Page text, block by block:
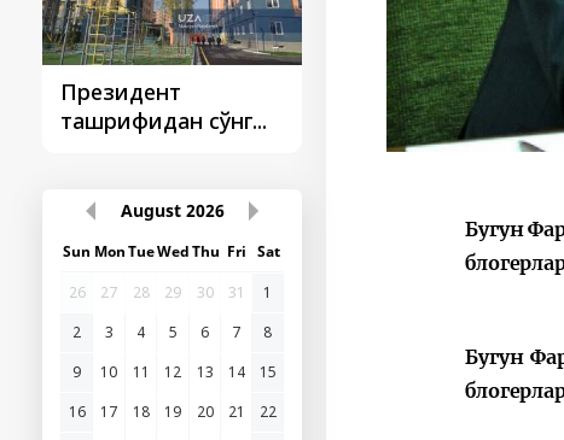
Президент
ташрифидан сўнг...
Президент
ташрифлари
August 2026
Sun MonTueWedThu Fri Sat
26
27 28 29 30 31
1
2
3 4 5 6 7
8
9
10 11 12 13 14
15
16
17 18 19 20 21
22
Бугун
Бугун